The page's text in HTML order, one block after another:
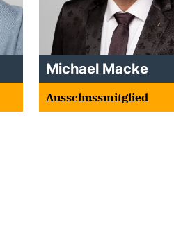
Michael Macke
Ausschussmitglied